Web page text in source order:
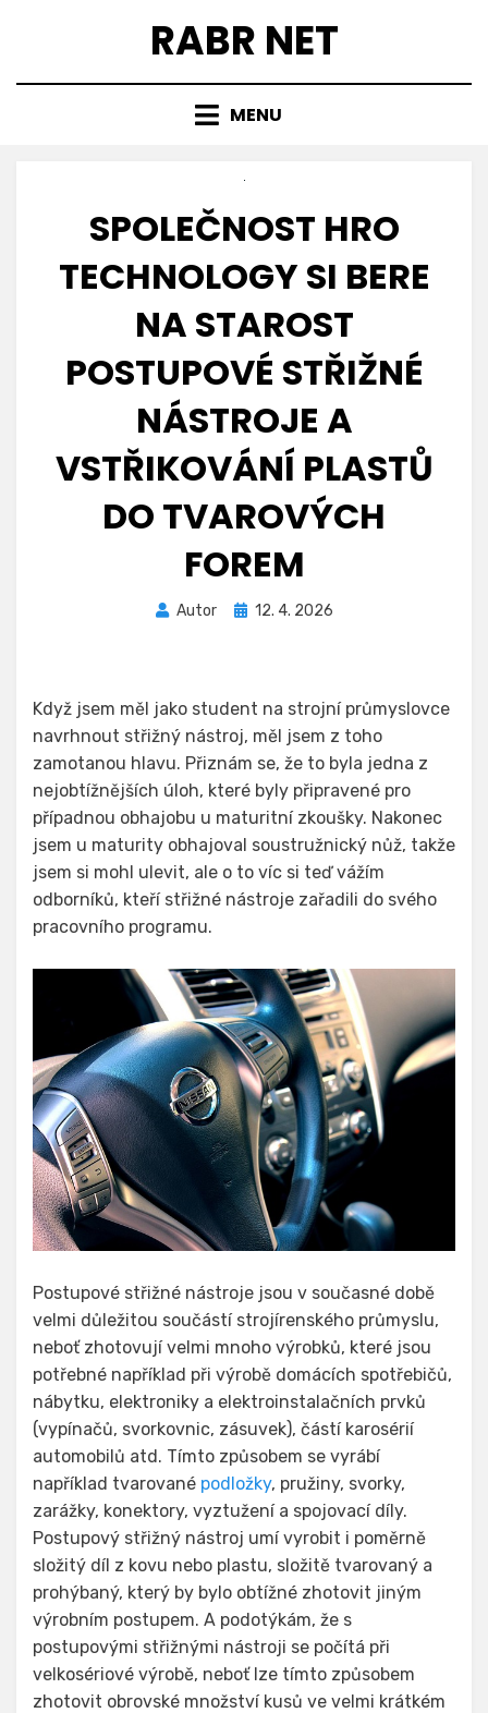
RABR NET
MENU
SPOLEČNOST HRO
TECHNOLOGY SI BERE
NA STAROST
POSTUPOVÉ STŘIŽNÉ
NÁSTROJE A
VSTŘIKOVÁNÍ PLASTŮ
DO TVAROVÝCH
FOREM
Autor
Zveřejněno
12. 4. 2026
Když jsem měl jako student na strojní průmyslovce
navrhnout střižný nástroj, měl jsem z toho
zamotanou hlavu. Přiznám se, že to byla jedna z
nejobtížnějších úloh, které byly připravené pro
případnou obhajobu u maturitní zkoušky. Nakonec
jsem u maturity obhajoval soustružnický nůž, takže
jsem si mohl ulevit, ale o to víc si teď vážím
odborníků, kteří střižné nástroje zařadili do svého
pracovního programu.
Postupové střižné nástroje jsou v současné době
velmi důležitou součástí strojírenského průmyslu,
neboť zhotovují velmi mnoho výrobků, které jsou
potřebné například při výrobě domácích spotřebičů,
nábytku, elektroniky a elektroinstalačních prvků
(vypínačů, svorkovnic, zásuvek), částí karosérií
automobilů atd. Tímto způsobem se vyrábí
například tvarované podložky, pružiny, svorky,
zarážky, konektory, vyztužení a spojovací díly.
Postupový střižný nástroj umí vyrobit i poměrně
složitý díl z kovu nebo plastu, složitě tvarovaný a
prohýbaný, který by bylo obtížné zhotovit jiným
výrobním postupem. A podotýkám, že s
postupovými střižnými nástroji se počítá při
velkosériové výrobě, neboť lze tímto způsobem
zhotovit obrovské množství kusů ve velmi krátkém